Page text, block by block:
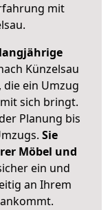
mit
.
langjährige
Künzelsau
ein Umzug
sich bringt.
Planung bis
Sie
Möbel und
ein und
an Ihrem